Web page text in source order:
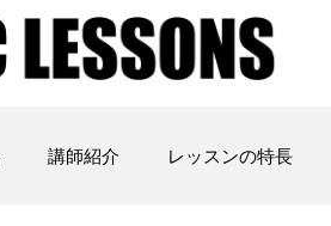
講師紹介 レッスンの特長